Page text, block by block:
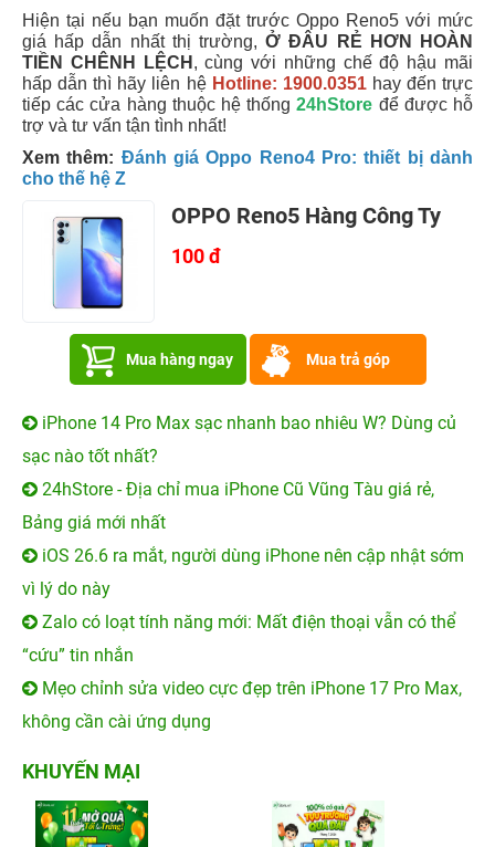
Hiện tại nếu bạn muốn đặt trước Oppo Reno5 với mức
giá hấp dẫn nhất thị trường,Ở ĐÂU RẺ HƠN HOÀN
TIỀN CHÊNH LỆCH , cùng với những chế độ hậu mãi
hấp dẫn thì hãy liên hệ Hotline: 1900.0351 hay đến trực
tiếp các cửa hàng thuộc hệ thống24hStore để được hỗ
trợ và tư vấn tận tình nhất!
Xem thêm: Đánh giá Oppo Reno4 Pro: thiết bị dành
cho thế hệ Z
OPPO Reno5 Hàng Công Ty
100 đ
Mua hàng ngay Mua trả góp
iPhone 14 Pro Max sạc nhanh bao nhiêu W? Dùng củ
sạc nào tốt nhất?
24hStore - Địa chỉ mua iPhone Cũ Vũng Tàu giá rẻ,
Bảng giá mới nhất
iOS 26.6 ra mắt, người dùng iPhone nên cập nhật sớm
vì lý do này
Zalo có loạt tính năng mới: Mất điện thoại vẫn có thể
“cứu” tin nhắn
Mẹo chỉnh sửa video cực đẹp trên iPhone 17 Pro Max,
không cần cài ứng dụng
KHUYẾN MẠI